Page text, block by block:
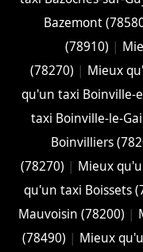
Bazemont
(78910) |
(78270) | Mieux
qu'un taxi Boinville-
taxi Boinville-le-
Boinvilliers
(78270) | Mieux
qu'un taxi Boissets
Mauvoisin (78200) |
(78490) | Mieux